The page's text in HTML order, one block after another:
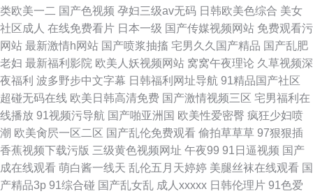
类欧美一二 国产色视频 孕妇三级av无码 日韩欧美色综合 美女
社区成人 在线免费看片 日本一级 国产传媒视频网站 免费观看污
网站 最新激情h网站 国产喷浆抽搐 宅男久久国产精品 国产乱肥
老妇 最新福利影院 欧美人妖视频网站 窝窝午夜理论 久草视频深
夜福利 波多野步中文字幕 日韩福利网址导航 91精品国产社区
超碰无码在线 欧美日韩高清免费 国产激情视频三区 宅男福利在
线播放 91视频污导航 国产啪亚洲国 欧美性爱密臀 疯狂少妇喷
潮 欧美肏屄一区二区 国产乱伦免费观看 偷拍草草草 97狠狠插
香蕉视频下载污版 三级黄色视频网址 午夜99 91日逼视频 国产
成在线观看 萌白酱一线天 乱伦五月天婷婷 美腿丝袜在线观看 国
产精品3p 91综合碰 国产乱女乱 成人xxxxx 日韩伦理片 91色爱